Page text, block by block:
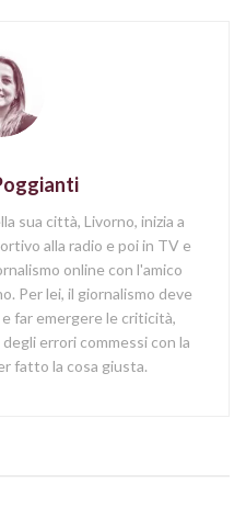
sua città, Livorno, inizia a
alla radio e poi in TV e
online con l'amico
Per lei, il giornalismo deve
far emergere le criticità,
errori commessi con la
fatto la cosa giusta.